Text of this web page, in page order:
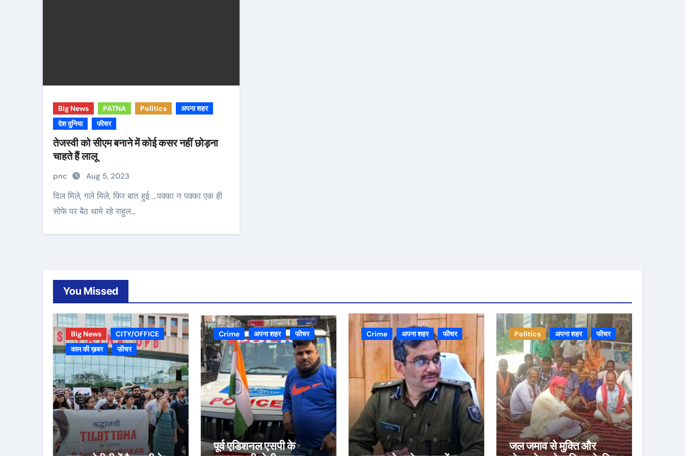
Big News PATNA Politics
अपना शहर
देश दुनिया
फीचर
तेजस्वी को सीएम बनाने में कोई कसर नहीं छोड़ना
चाहते हैं लालू
pnc Aug 5, 2023
दिल मिले, गले मिले, फिर बात हुई …पक्का न पक्का एक ही
सोफे पर बैठ थामे रहे राहुल…
You Missed
Big News
CITY/OFFICE
काम की ख़बर
फीचर
Crime अपना शहर फीचर
पूर्व एडिशनल एसपी के
Crime अपना शहर फीचर Politics अपना शहर फीचर
जल जमाव से मुक्ति और